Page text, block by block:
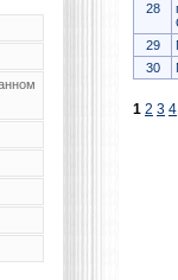
28
29
30
1 2 3 4